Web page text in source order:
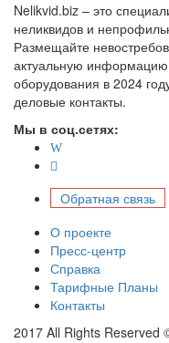
Nelikvid.biz – это
неликвидов и
Размещайте
актуальную информацию
оборудования в 2024
деловые контакты.
Мы в соц.сетях:
Обратная связь
О проекте
Пресс-центр
Справка
Тарифные Планы
Контакты
2017 All Rights Reserved